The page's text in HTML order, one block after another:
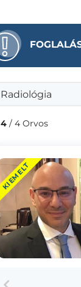
Radiológia
4 / 4 Orvos
KIEMELT